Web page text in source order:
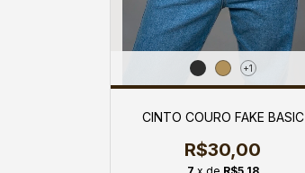
+1
CINTO COURO FAKE BASIC
R$30,00